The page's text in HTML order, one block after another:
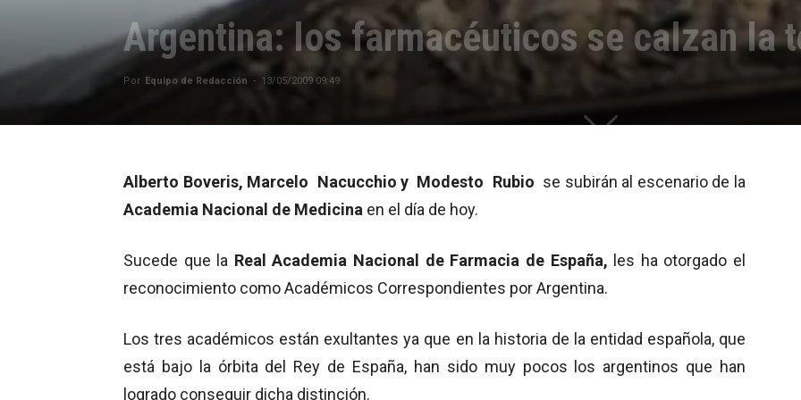
Argentina: los farmacéuticos se calzan la
Por Equipo de Redacción - 13/05/2009 09:49
Alberto Boveris, Marcelo Nacucchio y Modesto Rubio se subirán al escenario de la
Academia Nacional de Medicina en el día de hoy.
Sucede que la Real Academia Nacional de Farmacia de España, les ha otorgado el
reconocimiento como Académicos Correspondientes por Argentina.
Los tres académicos están exultantes ya que en la historia de la entidad española, que
está bajo la órbita del Rey de España, han sido muy pocos los argentinos que han
logrado conseguir dicha distinción.